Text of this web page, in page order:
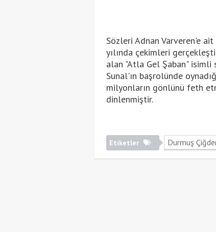
Sözleri Adnan Varveren'e
yılında çekimleri
alan "Atla Gel Şaban" isimli
Sunal'ın başrolünde
milyonların gönlünü feth
dinlenmiştir.
Etiketler Durmuş